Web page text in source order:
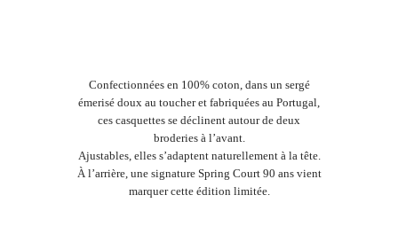
Confectionnées en 100% coton, dans un sergé
émerisé doux au toucher et fabriquées au Portugal,
ces casquettes se déclinent autour de deux
broderies à l’avant.
Ajustables, elles s’adaptent naturellement à la tête.
À l’arrière, une signature Spring Court 90 ans vient
marquer cette édition limitée.